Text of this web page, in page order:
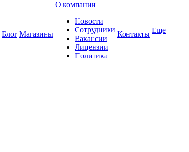
Блог Магазины
О компании
Новости
Сотрудники
Вакансии
Лицензии
Политика
Контакты Ещё